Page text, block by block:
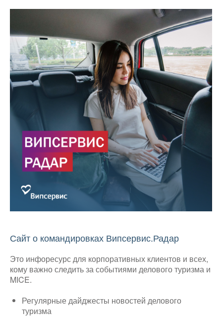
Сайт о командировках Випсервис.Радар
Это инфоресурс для корпоративных клиентов и всех,
кому важно следить за событиями делового туризма и
MICE.
Регулярные дайджесты новостей делового
туризма